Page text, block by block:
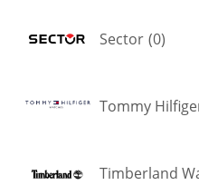
Sector (0)
Tommy
Timberland